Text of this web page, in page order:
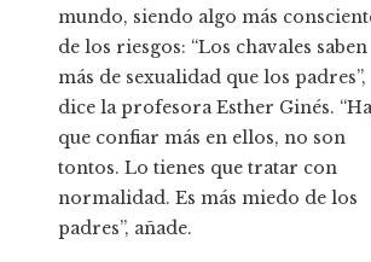
mundo, siendo algo más
de los riesgos: “Los chavales saben
más de sexualidad que los padres”,
dice la profesora Esther Ginés.
que confiar más en ellos, no son
tontos. Lo tienes que tratar con
normalidad. Es más miedo de los
padres”, añade.